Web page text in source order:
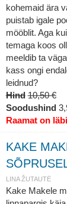
kohemaid ära
puistab igale
mööblit. Aga
temaga koos
meeldib ta
kass ongi
leidnud?
Hind 10,50 €
Soodushind
Raamat on
KAKE
LINA ŽUTAUTĖ
Kake Makele